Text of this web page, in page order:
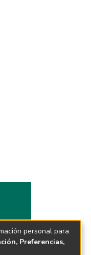
personal para
Preferencias,